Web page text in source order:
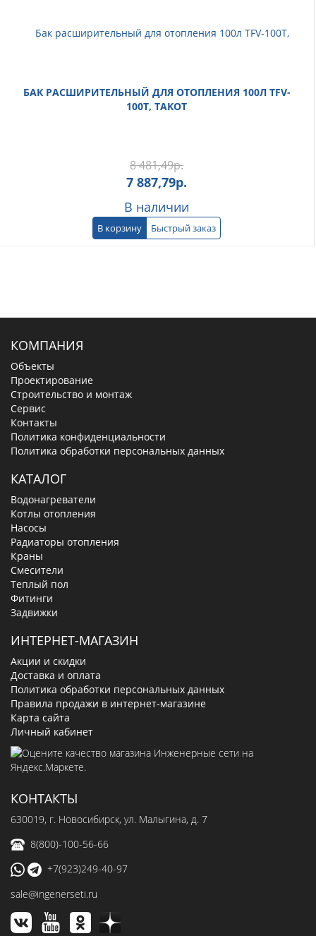
БАК РАСШИРИТЕЛЬНЫЙ ДЛЯ ОТОПЛЕНИЯ 100Л TFV-
100T, TAKOT
8 481,49р.
7 887,79р.
В наличии
В корзину Быстрый заказ
КОМПАНИЯ
Объекты
Проектирование
Строительство и монтаж
Сервис
Контакты
Политика конфиденциальности
Политика обработки персональных данных
КАТАЛОГ
Водонагреватели
Котлы отопления
Насосы
Радиаторы отопления
Краны
Смесители
Теплый пол
Фитинги
Задвижки
ИНТЕРНЕТ-МАГАЗИН
Акции и скидки
Доставка и оплата
Политика обработки персональных данных
Правила продажи в интернет-магазине
Карта сайта
Личный кабинет
КОНТАКТЫ
630019, г. Новосибирск, ул. Малыгина, д. 7
8(800)-100-56-66
+7(923)249-40-97
sale@ingenerseti.ru